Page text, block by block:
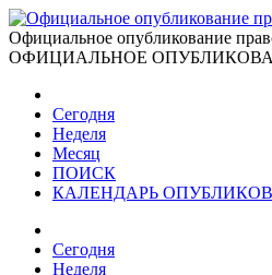
Официальное опубликование
ОФИЦИАЛЬНОЕ
Сегодня
Неделя
Месяц
ПОИСК
КАЛЕНДАРЬ
Сегодня
Неделя